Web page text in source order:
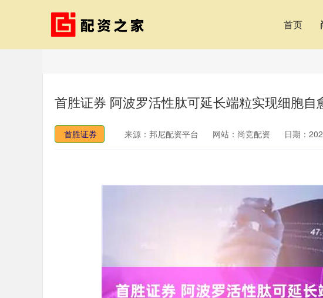
首页
首胜证券 阿波罗活性肽可延长端粒实现细胞
首胜证券 来源：邦尼配资平台 网站：尚竞配资 日期：